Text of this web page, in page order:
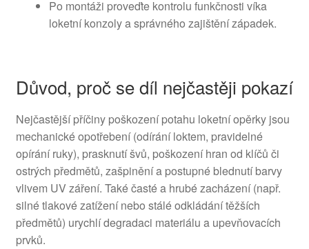
Po montáži proveďte kontrolu funkčnosti víka
loketní konzoly a správného zajištění západek.
Důvod, proč se díl nejčastěji pokazí
Nejčastější příčiny poškození potahu loketní opěrky jsou
mechanické opotřebení (odírání loktem, pravidelné
opírání ruky), prasknutí švů, poškození hran od klíčů či
ostrých předmětů, zašpinění a postupné blednutí barvy
vlivem UV záření. Také časté a hrubé zacházení (např.
silné tlakové zatížení nebo stálé odkládání těžších
předmětů) urychlí degradaci materiálu a upevňovacích
prvků.